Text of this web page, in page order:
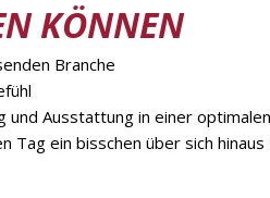
KÖNNEN
Branche
Ausstattung in einer
Tag ein bisschen über sich hinaus